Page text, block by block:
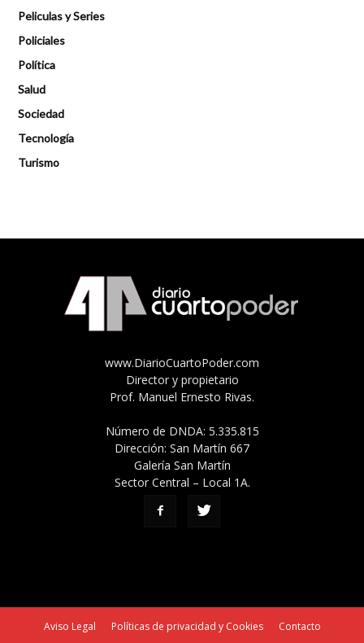
Peliculas y Series
Policiales
Política
Salud
Sociedad
Tecnología
Turismo
www.DiarioCuartoPoder.com
Director y propietario
Prof. Manuel Ernesto Rivas.
Número de DNDA: 5.335.815
Dirección: San Martín 667
Galería San Martín
Sector Central – Local 1A.
Aviso Legal Políticas de privacidad y Cookies Contacto